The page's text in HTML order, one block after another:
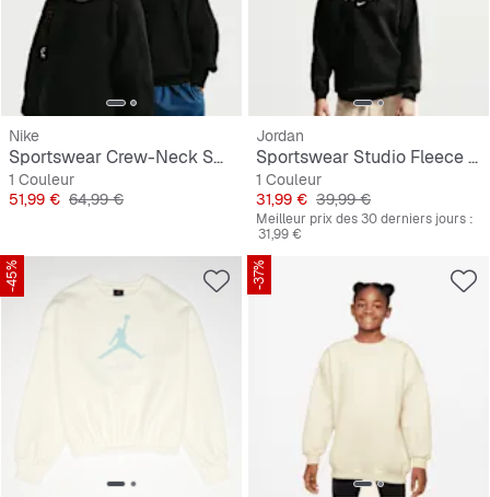
Nike
Sportswear Crew-Neck Sweater
1 Couleur
Prix
51,99 € Prix original
64,99 €
Jordan
Sportswear Studio Fleece Oversized Crew All-Over-Print
1 Couleur
Prix
31,99 € Prix original
39,99 €
Meilleur prix des 30 derniers jours :
31,99 €
-45% -37%